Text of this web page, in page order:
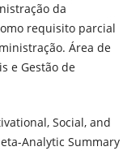
da
requisito parcial
Área de
e Gestão de
Social, and
Analytic Summary